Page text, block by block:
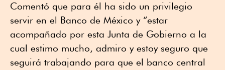
Comentó que para él ha sido un privilegio
servir en el Banco de México y “estar
acompañado por esta Junta de Gobierno a la
cual estimo mucho, admiro y estoy seguro que
seguirá trabajando para que el banco central